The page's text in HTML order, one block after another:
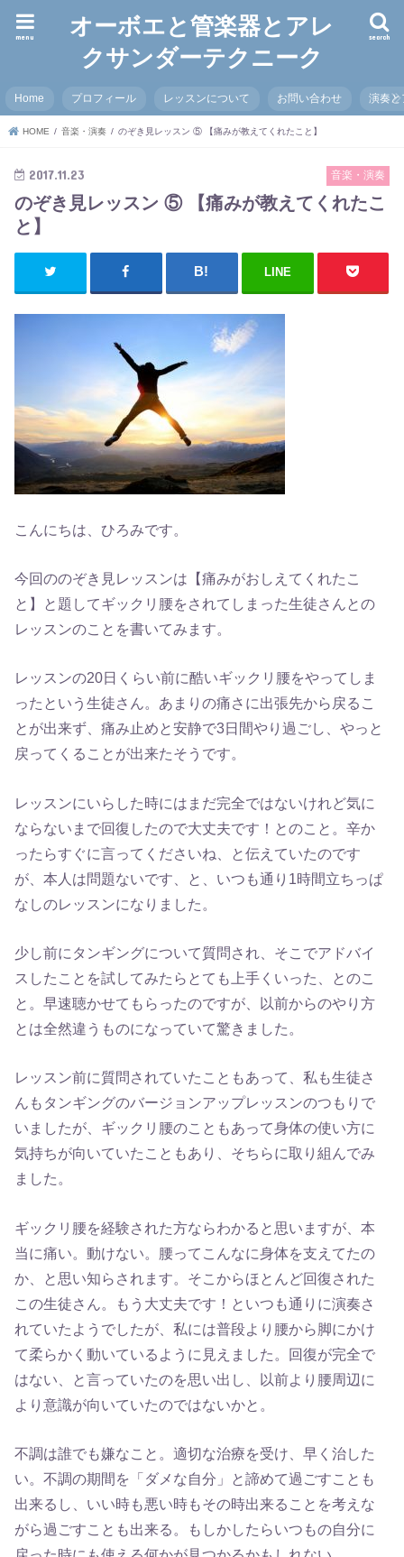
オーボエと管楽器とアレ
クサンダーテクニーク
search
menu
Home プロフィール レッスンについて お問い合わせ 演奏と
HOME 音楽・演奏 のぞき見レッスン ⑤ 【痛みが教えてくれたこと】
音楽・演奏
2017.11.23
のぞき見レッスン ⑤ 【痛みが教えてくれたこ
と】
LINE
こんにちは、ひろみです。
今回ののぞき見レッスンは【痛みがおしえてくれたこ
と】と題してギックリ腰をされてしまった生徒さんとの
レッスンのことを書いてみます。
レッスンの20日くらい前に酷いギックリ腰をやってしま
ったという生徒さん。あまりの痛さに出張先から戻るこ
とが出来ず、痛み止めと安静で3日間やり過ごし、やっと
戻ってくることが出来たそうです。
レッスンにいらした時にはまだ完全ではないけれど気に
ならないまで回復したので大丈夫です！とのこと。辛か
ったらすぐに言ってくださいね、と伝えていたのです
が、本人は問題ないです、と、いつも通り1時間立ちっぱ
なしのレッスンになりました。
少し前にタンギングについて質問され、そこでアドバイ
スしたことを試してみたらとても上手くいった、とのこ
と。早速聴かせてもらったのですが、以前からのやり方
とは全然違うものになっていて驚きました。
レッスン前に質問されていたこともあって、私も生徒さ
んもタンギングのバージョンアップレッスンのつもりで
いましたが、ギックリ腰のこともあって身体の使い方に
気持ちが向いていたこともあり、そちらに取り組んでみ
ました。
ギックリ腰を経験された方ならわかると思いますが、本
当に痛い。動けない。腰ってこんなに身体を支えてたの
か、と思い知らされます。そこからほとんど回復された
この生徒さん。もう大丈夫です！といつも通りに演奏さ
れていたようでしたが、私には普段より腰から脚にかけ
て柔らかく動いているように見えました。回復が完全で
はない、と言っていたのを思い出し、以前より腰周辺に
より意識が向いていたのではないかと。
不調は誰でも嫌なこと。適切な治療を受け、早く治した
い。不調の期間を「ダメな自分」と諦めて過ごすことも
出来るし、いい時も悪い時もその時出来ることを考えな
がら過ごすことも出来る。もしかしたらいつもの自分に